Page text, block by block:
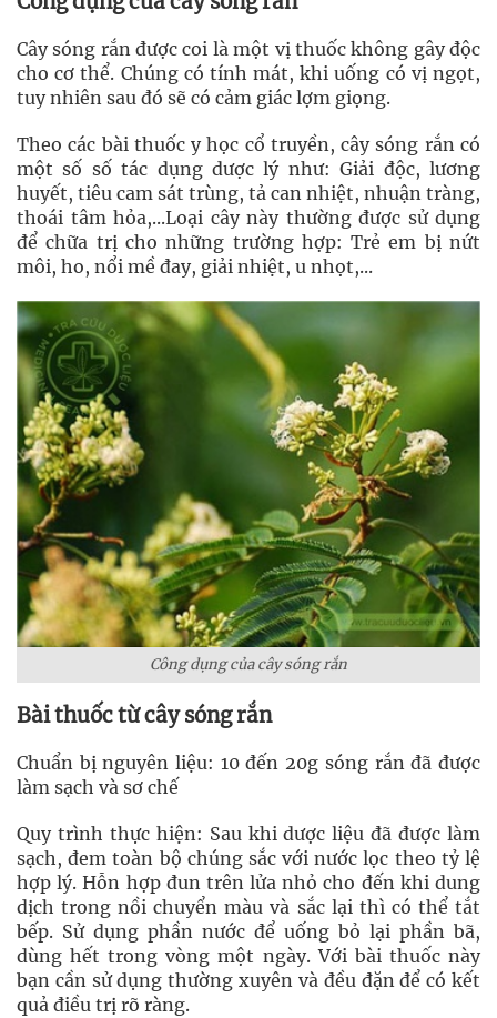
Cây sóng rắn được coi là một vị thuốc không gây độc
cho cơ thể. Chúng có tính mát, khi uống có vị ngọt,
tuy nhiên sau đó sẽ có cảm giác lợm giọng.
Theo các bài thuốc y học cổ truyền, cây sóng rắn có
một số số tác dụng dược lý như: Giải độc, lương
huyết, tiêu cam sát trùng, tả can nhiệt, nhuận tràng,
thoái tâm hỏa,...Loại cây này thường được sử dụng
để chữa trị cho những trường hợp: Trẻ em bị nứt
môi, ho, nổi mề đay, giải nhiệt, u nhọt,...
Công dụng của cây sóng rắn
Bài thuốc từ cây sóng rắn
Chuẩn bị nguyên liệu: 10 đến 20g sóng rắn đã được
làm sạch và sơ chế
Quy trình thực hiện: Sau khi dược liệu đã được làm
sạch, đem toàn bộ chúng sắc với nước lọc theo tỷ lệ
hợp lý. Hỗn hợp đun trên lửa nhỏ cho đến khi dung
dịch trong nồi chuyển màu và sắc lại thì có thể tắt
bếp. Sử dụng phần nước để uống bỏ lại phần bã,
dùng hết trong vòng một ngày. Với bài thuốc này
bạn cần sử dụng thường xuyên và đều đặn để có kết
quả điều trị rõ ràng.